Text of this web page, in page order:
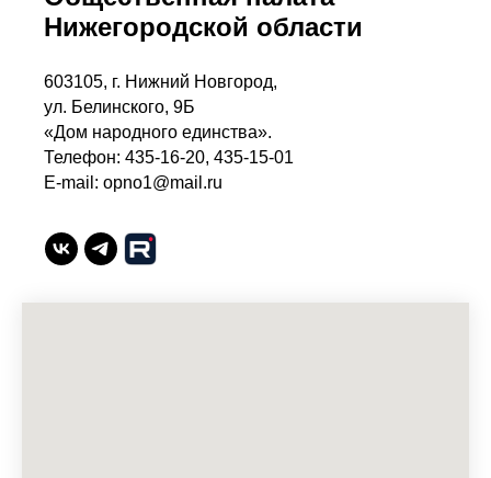
Нижегородской области
603105, г. Нижний Новгород,
ул. Белинского, 9Б
«Дом народного единства».
Телефон: 435-16-20, 435-15-01
E-mail: opno1@mail.ru